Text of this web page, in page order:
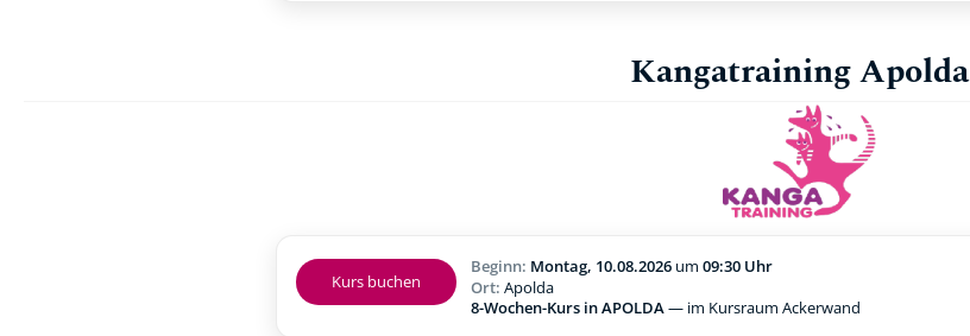
Kangatraining Apolda
Kurs buchen
Beginn: Montag, 10.08.2026 um 09:30 Uhr
Ort: Apolda
8-Wochen-Kurs in APOLDA — im Kursraum Ackerwand